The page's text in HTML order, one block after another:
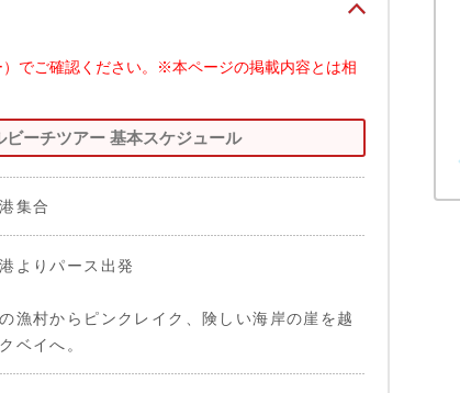
でご確認ください。※本ページの掲載内容とは相
ーチツアー 基本スケジュール
集合
よりパース出発
漁村からピンクレイク、険しい海岸の崖を越
ベイへ。